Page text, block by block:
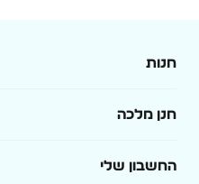
חנות
מארזים
חנן מלכה
אודות
החשבון שלי